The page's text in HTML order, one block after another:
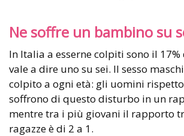
Ne soffre un bambino su
In Italia a esserne colpiti sono il
vale a dire uno su sei. Il sesso
colpito a ogni età: gli uomini
soffrono di questo disturbo in un
mentre tra i più giovani il rapporto
ragazze è di 2 a 1.